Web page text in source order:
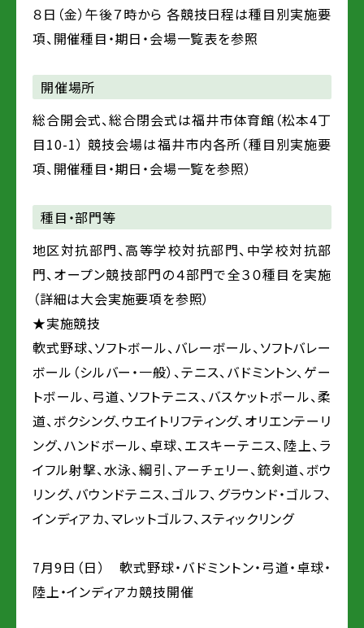
８日（金）午後７時から 各競技日程は種目別実施要
項、開催種目・期日・会場一覧表を参照
開催場所
総合開会式、総合閉会式は福井市体育館（松本4丁
目10-1） 競技会場は福井市内各所（種目別実施要
項、開催種目・期日・会場一覧を参照）
種目・部門等
地区対抗部門、高等学校対抗部門、中学校対抗部
門、オープン競技部門の４部門で全３０種目を実施
（詳細は大会実施要項を参照）
★実施競技
軟式野球、ソフトボール、バレーボール、ソフトバレー
ボール（シルバー・一般）、テニス、バドミントン、ゲー
トボール、弓道、ソフトテニス、バスケットボール、柔
道、ボクシング、ウエイトリフティング、オリエンテーリ
ング、ハンドボール、卓球、エスキーテニス、陸上、ラ
イフル射撃、水泳、綱引、アーチェリー、銃剣道、ボウ
リング、バウンドテニス、ゴルフ、グラウンド・ゴルフ、
インディアカ、マレットゴルフ、スティックリング
7月9日（日） 軟式野球・バドミントン・弓道・卓球・
陸上・インディアカ競技開催